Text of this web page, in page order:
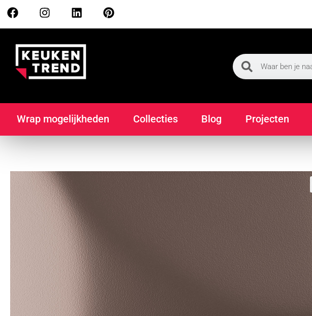
Wrap mogelijkheden Collecties Blog Projecten